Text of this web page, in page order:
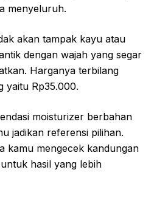
menyeluruh.
akan tampak kayu atau
dengan wajah yang segar
Harganya terbilang
yaitu Rp35.000.
moisturizer berbahan
jadikan referensi pilihan.
kamu mengecek kandungan
hasil yang lebih